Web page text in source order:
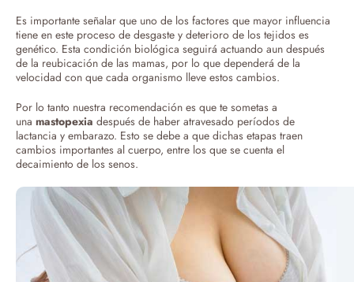
Es importante señalar que uno de los factores que mayor influencia
tiene en este proceso de desgaste y deterioro de los tejidos es
genético. Esta condición biológica seguirá actuando aun después
de la reubicación de las mamas, por lo que dependerá de la
velocidad con que cada organismo lleve estos cambios.
Por lo tanto nuestra recomendación es que te sometas a
una mastopexia después de haber atravesado períodos de
lactancia y embarazo. Esto se debe a que dichas etapas traen
cambios importantes al cuerpo, entre los que se cuenta el
decaimiento de los senos.